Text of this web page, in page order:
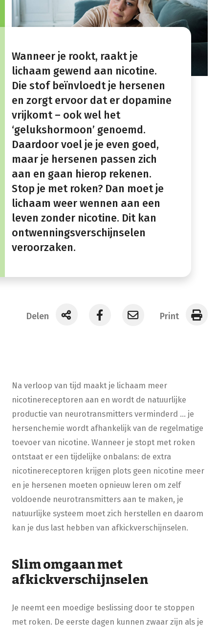
Wanneer je rookt, raakt je
lichaam gewend aan nicotine.
Die stof beïnvloedt je hersenen
en zorgt ervoor dat er dopamine
vrijkomt – ook wel het
‘gelukshormoon’ genoemd.
Daardoor voel je je even goed,
maar je hersenen passen zich
aan en gaan hierop rekenen.
Stop je met roken? Dan moet je
lichaam weer wennen aan een
leven zonder nicotine. Dit kan
ontwenningsverschijnselen
veroorzaken.
Delen Print
Na verloop van tijd maakt je lichaam meer
nicotinereceptoren aan en wordt de natuurlijke
productie van neurotransmitters verminderd … je
hersenchemie wordt afhankelijk van de regelmatige
toevoer van nicotine. Wanneer je stopt met roken
ontstaat er een tijdelijke onbalans: de extra
nicotinereceptoren krijgen plots geen nicotine meer
en je hersenen moeten opnieuw leren om zelf
voldoende neurotransmitters aan te maken, je
natuurlijke systeem moet zich herstellen en daarom
kan je dus last hebben van afkickverschijnselen.
Slim omgaan met
afkickverschijnselen
Je neemt een moedige beslissing door te stoppen
met roken. De eerste dagen kunnen zwaar zijn als je